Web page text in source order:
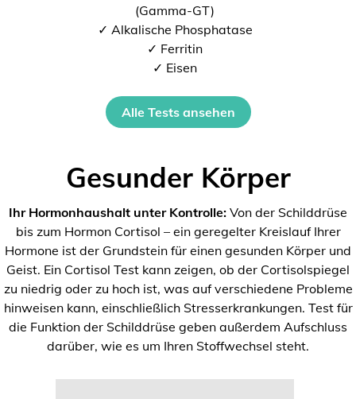
(Gamma-GT)
✓ Alkalische Phosphatase
✓ Ferritin
✓ Eisen
Alle Tests ansehen
Gesunder Körper
Ihr Hormonhaushalt unter Kontrolle: Von der Schilddrüse
bis zum Hormon Cortisol – ein geregelter Kreislauf Ihrer
Hormone ist der Grundstein für einen gesunden Körper und
Geist. Ein Cortisol Test kann zeigen, ob der Cortisolspiegel
zu niedrig oder zu hoch ist, was auf verschiedene Probleme
hinweisen kann, einschließlich Stresserkrankungen. Test für
die Funktion der Schilddrüse geben außerdem Aufschluss
darüber, wie es um Ihren Stoffwechsel steht.